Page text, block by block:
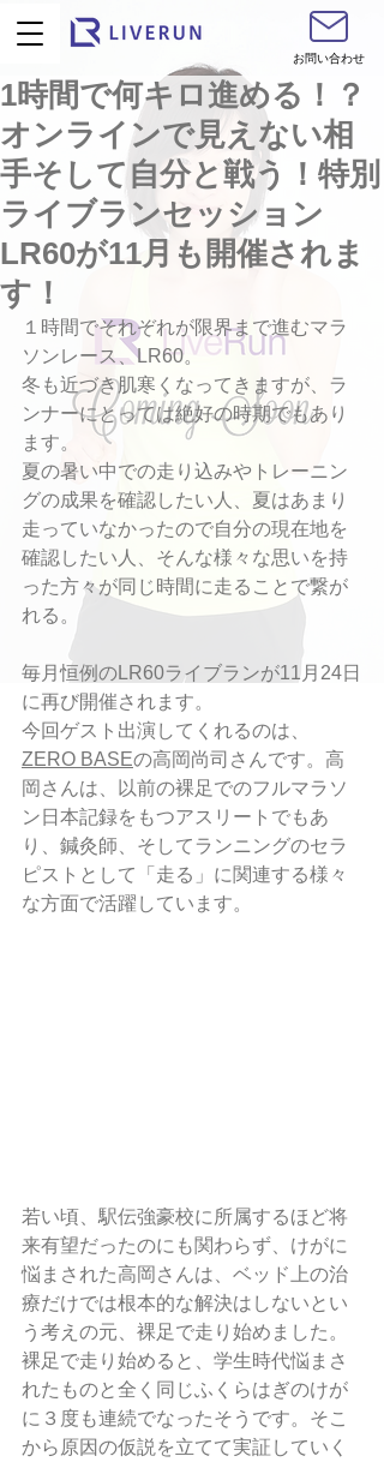
お問い合わせ
1時間で何キロ進める！？
オンラインで見えない相
手そして自分と戦う！特別
ライブランセッション
LR60が11月も開催されま
す！
１時間でそれぞれが限界まで進むマラ
ソンレース、LR60。
冬も近づき肌寒くなってきますが、ラ
ンナーにとっては絶好の時期でもあり
ます。
夏の暑い中での走り込みやトレーニン
グの成果を確認したい人、夏はあまり
走っていなかったので自分の現在地を
確認したい人、そんな様々な思いを持
った方々が同じ時間に走ることで繋が
れる。
毎月恒例のLR60ライブランが11月24日
に再び開催されます。
今回ゲスト出演してくれるのは、
ZERO BASEの高岡尚司さんです。高
岡さんは、以前の裸足でのフルマラソ
ン日本記録をもつアスリートでもあ
り、鍼灸師、そしてランニングのセラ
ピストとして「走る」に関連する様々
な方面で活躍しています。
若い頃、駅伝強豪校に所属するほど将
来有望だったのにも関わらず、けがに
悩まされた高岡さんは、ベッド上の治
療だけでは根本的な解決はしないとい
う考えの元、裸足で走り始めました。
裸足で走り始めると、学生時代悩まさ
れたものと全く同じふくらはぎのけが
に３度も連続でなったそうです。そこ
から原因の仮説を立てて実証していく